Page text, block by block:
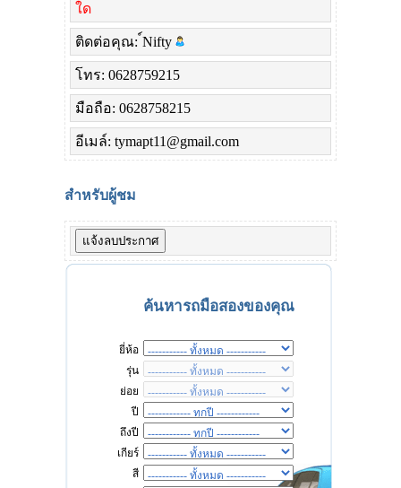
ใด
ติดต่อคุณ: ์Nifty
โทร: 0628759215
มือถือ: 0628758215
อีเมล์: tymapt11@gmail.com
สำหรับผู้ชม
ค้นหารถมือสองของคุณ
ยี่ห้อ
รุ่น
ย่อย
ปี
ถึงปี
เกียร์
สี